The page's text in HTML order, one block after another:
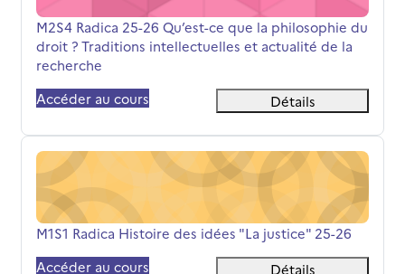
Nom du cours
M2S4 Radica 25-26 Qu’est-ce que la philosophie du
droit ? Traditions intellectuelles et actualité de la
recherche
Accéder au cours
Détails
M1S1 Radica Histoire des idées "La justice" 25-26
Nom du cours
M1S1 Radica Histoire des idées "La justice" 25-26
Accéder au cours
Détails